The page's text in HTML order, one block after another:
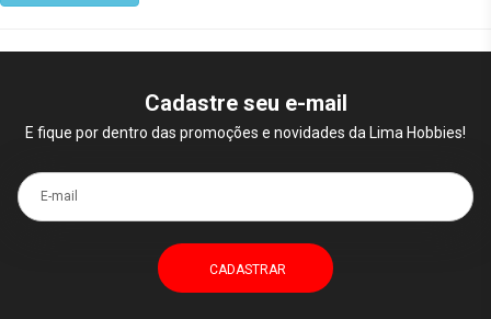
Cadastre seu e-mail
E fique por dentro das promoções e novidades da Lima Hobbies!
E-mail